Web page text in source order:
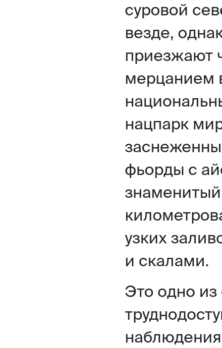
суровой
везде,
приезжают
мерцанием
нацпарк
фьорды с
узких
и скалами.
Это одно